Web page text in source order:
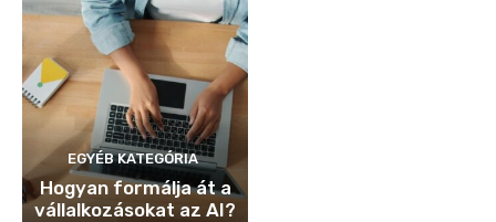
EGYÉB KATEGÓRIA
Hogyan formálja át a
vállalkozásokat az AI?